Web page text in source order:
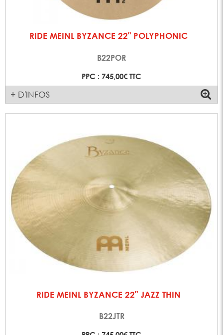
RIDE MEINL BYZANCE 22" POLYPHONIC
B22POR
PPC : 745,00€ TTC
+ D'INFOS
RIDE MEINL BYZANCE 22" JAZZ THIN
B22JTR